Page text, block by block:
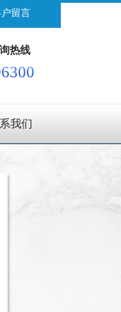
留言
热线
我们